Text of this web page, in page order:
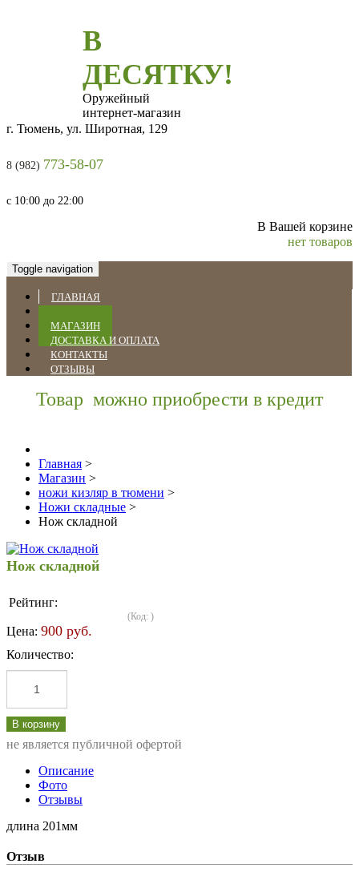
В
ДЕСЯТКУ!
Оружейный
интернет-магазин
г. Тюмень, ул. Широтная, 129
8 (982) 773-58-07
с 10:00 до 22:00
В Вашей корзине
нет товаров
Toggle navigation
ГЛАВНАЯ
МАГАЗИН
ДОСТАВКА И ОПЛАТА
КОНТАКТЫ
ОТЗЫВЫ
Товар можно приобрести в кредит
Главная >
Магазин >
ножи кизляр в тюмени >
Ножи складные >
Нож складной
Нож складной
Рейтинг:
(Код: )
Цена: 900 руб.
Количество:
не является публичной офертой
Описание
Фото
Отзывы
длина 201мм
Отзыв